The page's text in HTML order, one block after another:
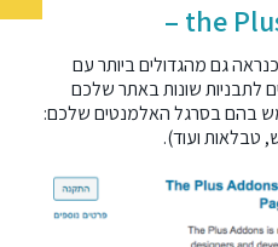
גם מהגדולים ביותר עם
לתבניות שונות באתר שלכם
בהם בסרגל האלמנטים שלכם:
טבלאות ועוד).